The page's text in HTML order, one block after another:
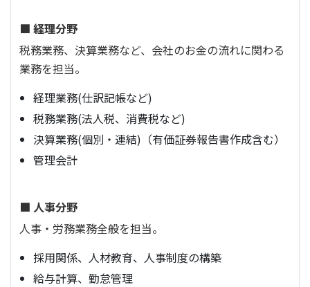
■ 経理分野
税務業務、決算業務など、会社のお金の流れに関わる
業務を担当。
経理業務(仕訳記帳など)
税務業務(法人税、消費税など)
決算業務(個別・連結)（有価証券報告書作成含む）
管理会計
■ 人事分野
人事・労務業務全般を担当。
採用関係、人材教育、人事制度の構築
給与計算、勤怠管理